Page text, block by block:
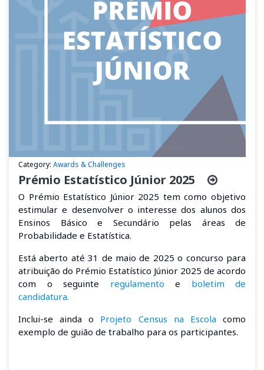
Category: Awards & Challenges
Prémio Estatístico Júnior 2025
O Prémio Estatístico Júnior 2025 tem como objetivo
estimular e desenvolver o interesse dos alunos dos
Ensinos Básico e Secundário pelas áreas de
Probabilidade e Estatística.
Está aberto até 31 de maio de 2025 o concurso para
atribuição do Prémio Estatístico Júnior 2025 de acordo
com o seguinte regulamento e boletim de
candidatura.
Inclui-se ainda o Projeto Census na Escola como
exemplo de guião de trabalho para os participantes.